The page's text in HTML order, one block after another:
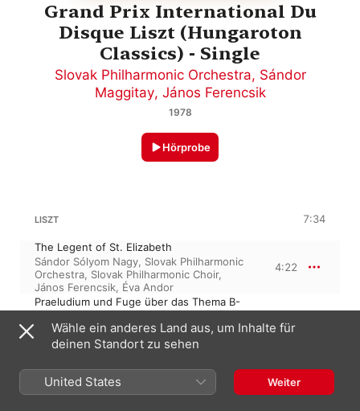
Grand Prix International Du
Disque Liszt (Hungaroton
Classics) - Single
Slovak Philharmonic Orchestra, Sándor
Maggitay, János Ferencsik
1978
Hörprobe
LISZT 7:34
The Legent of St. Elizabeth
Sándor Sólyom Nagy, Slovak Philharmonic
Orchestra, Slovak Philharmonic Choir,
János Ferencsik, Éva Andor
4:22
Praeludium und Fuge über das Thema B-
A-C-H (excerpt)
Sándor Maggitay
28. März 1978
2 Titel, 7 Minuten
Wähle ein anderes Land aus, um Inhalte für
deinen Standort zu sehen
United States Weiter